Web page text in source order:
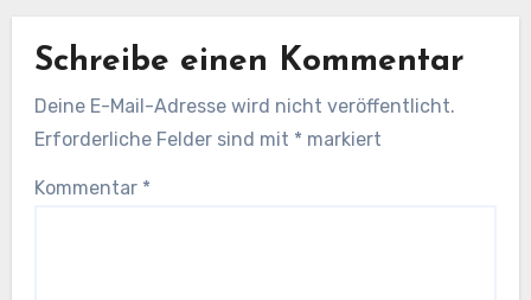
Schreibe einen Kommentar
Deine E-Mail-Adresse wird nicht veröffentlicht.
Erforderliche Felder sind mit * markiert
Kommentar *